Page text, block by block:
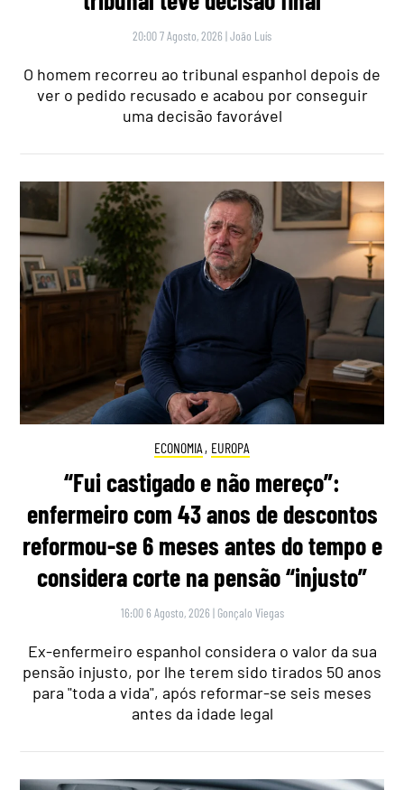
20:00 7 Agosto, 2026 |João Luís
O homem recorreu ao tribunal espanhol depois de
ver o pedido recusado e acabou por conseguir
uma decisão favorável
ECONOMIA , EUROPA
“Fui castigado e não mereço”:
enfermeiro com 43 anos de descontos
reformou-se 6 meses antes do tempo e
considera corte na pensão “injusto”
16:00 6 Agosto, 2026 | Gonçalo Viegas
Ex-enfermeiro espanhol considera o valor da sua
pensão injusto, por lhe terem sido tirados 50 anos
para "toda a vida", após reformar-se seis meses
antes da idade legal